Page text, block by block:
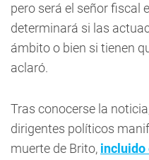
pero será el señor fiscal
determinará si las
ámbito o bien si tienen
aclaró.
Tras conocerse la
dirigentes políticos
muerte de Brito, incluido